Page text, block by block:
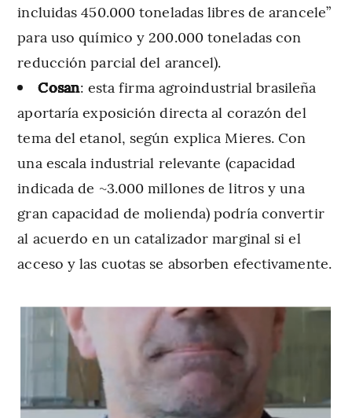
incluidas 450.000 toneladas libres de arancele”
para uso químico y 200.000 toneladas con
reducción parcial del arancel).
Cosan: esta firma agroindustrial brasileña
aportaría exposición directa al corazón del
tema del etanol, según explica Mieres. Con
una escala industrial relevante (capacidad
indicada de ~3.000 millones de litros y una
gran capacidad de molienda) podría convertir
al acuerdo en un catalizador marginal si el
acceso y las cuotas se absorben efectivamente.